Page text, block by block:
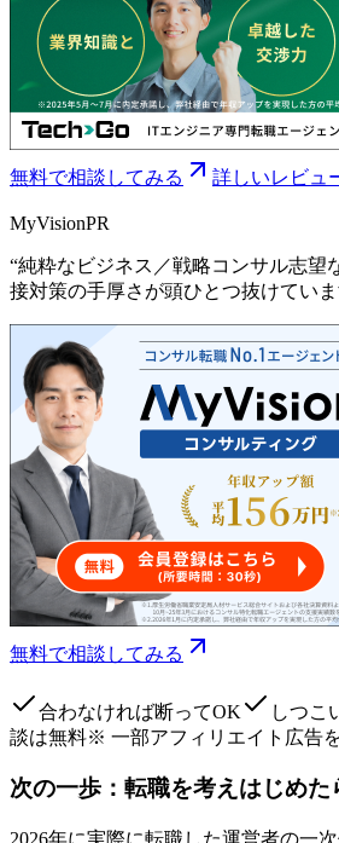
無料で相談してみる 詳しいレビュ
MyVisionPR
“純粋なビジネス／戦略コンサル志望
接対策の手厚さが頭ひとつ抜けていま
無料で相談してみる
合わなければ断ってOK しつこ
談は無料※ 一部アフィリエイト広告
次の一歩：転職を考えはじめた
2026年に実際に転職した運営者の一